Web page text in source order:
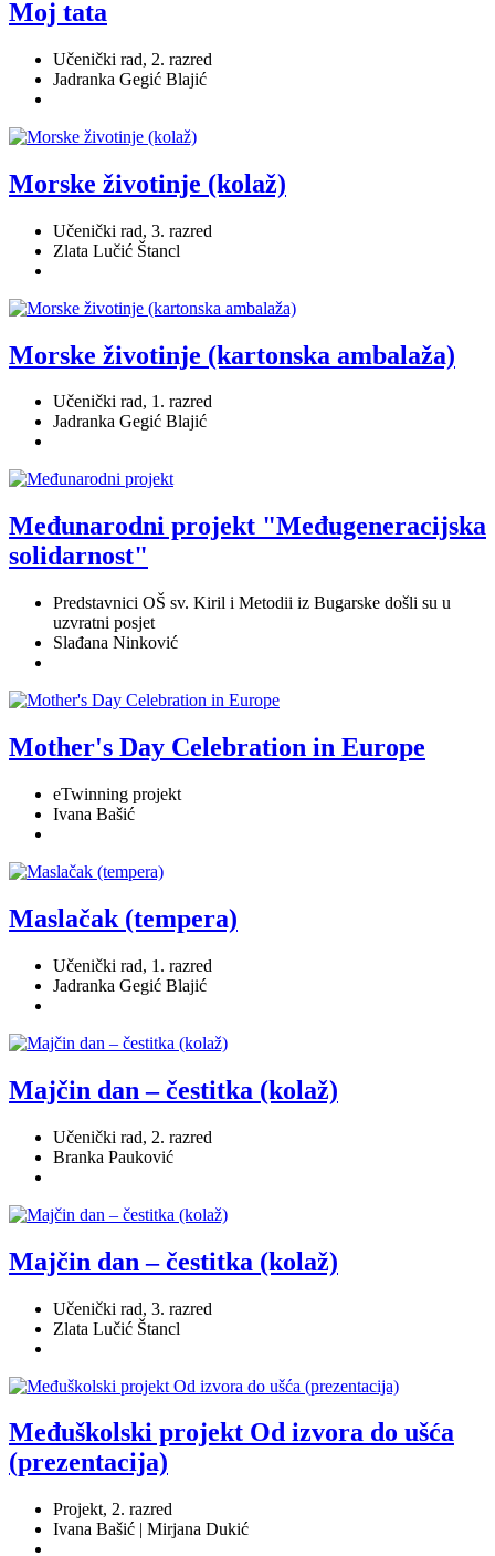
Moj tata
Učenički rad, 2. razred
Jadranka Gegić Blajić
Morske životinje (kolaž)
Učenički rad, 3. razred
Zlata Lučić Štancl
Morske životinje (kartonska ambalaža)
Učenički rad, 1. razred
Jadranka Gegić Blajić
Međunarodni projekt "Međugeneracijska
solidarnost"
Predstavnici OŠ sv. Kiril i Metodii iz Bugarske došli su u
uzvratni posjet
Slađana Ninković
Mother's Day Celebration in Europe
eTwinning projekt
Ivana Bašić
Maslačak (tempera)
Učenički rad, 1. razred
Jadranka Gegić Blajić
Majčin dan – čestitka (kolaž)
Učenički rad, 2. razred
Branka Pauković
Majčin dan – čestitka (kolaž)
Učenički rad, 3. razred
Zlata Lučić Štancl
Međuškolski projekt Od izvora do ušća
(prezentacija)
Projekt, 2. razred
Ivana Bašić | Mirjana Dukić